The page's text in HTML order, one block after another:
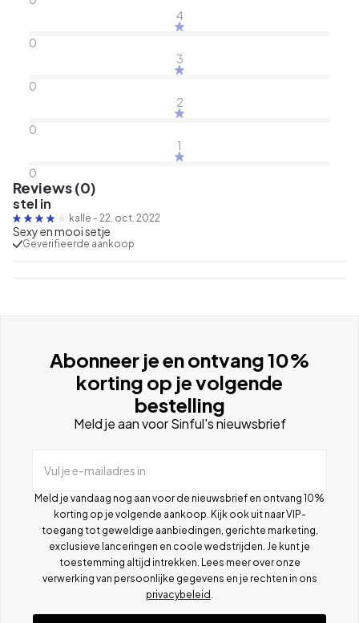
4
0
3
0
2
0
1
0
Reviews (0)
stel in
kalle - 22. oct. 2022
Sexy en mooi setje
Geverifieerde aankoop
Abonneer je en ontvang 10%
korting op je volgende
bestelling
Meld je aan voor Sinful's nieuwsbrief
Vul je e-mailadres in
Meld je vandaag nog aan voor de nieuwsbrief en ontvang 10%
korting op je volgende aankoop. Kijk ook uit naar VIP-
toegang tot geweldige aanbiedingen, gerichte marketing,
exclusieve lanceringen en coole wedstrijden. Je kunt je
toestemming altijd intrekken. Lees meer over onze
verwerking van persoonlijke gegevens en je rechten in ons
privacybeleid